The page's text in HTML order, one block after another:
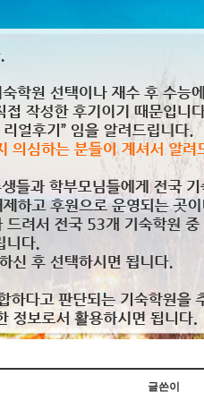
글쓴이